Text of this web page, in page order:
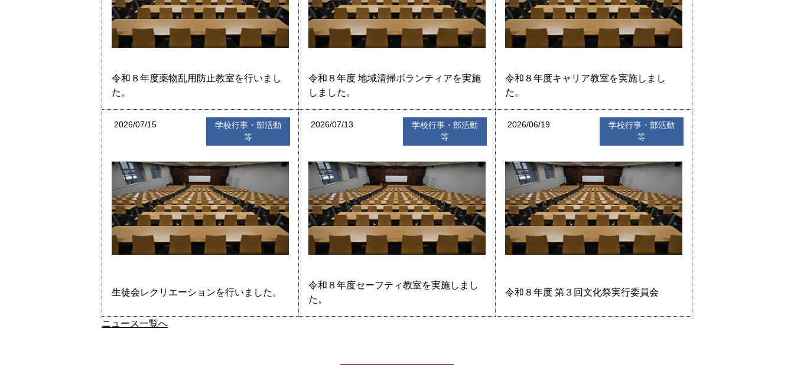
令和８年度薬物乱用防止教室を行いまし
た。
令和８年度 地域清掃ボランティアを実施
しました。
令和８年度キャリア教室を実施しまし
た。
2026/07/15
学校行事・部活動
等
生徒会レクリエーションを行いました。
2026/07/13
学校行事・部活動
等
令和８年度セーフティ教室を実施しまし
た。
2026/06/19
学校行事・部活動
等
令和８年度 第３回文化祭実行委員会
ニュース一覧へ